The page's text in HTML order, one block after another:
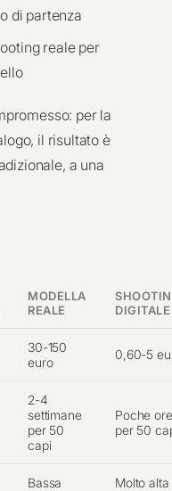
di partenza
reale per
per la
il risultato è
a una
MODELLA
REALE
DIGITALE
30-150
euro
0,60-5
2-4
settimane
per 50
capi
Poche ore
per 50
Bassa Molto alta